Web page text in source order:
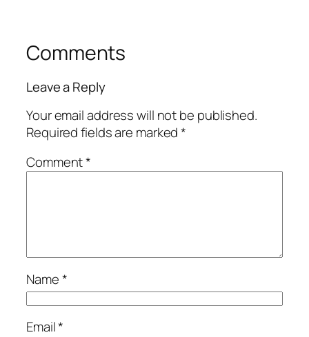
Comments
Leave a Reply
Your email address will not be published.
Required fields are marked*
Comment*
Name*
Email*